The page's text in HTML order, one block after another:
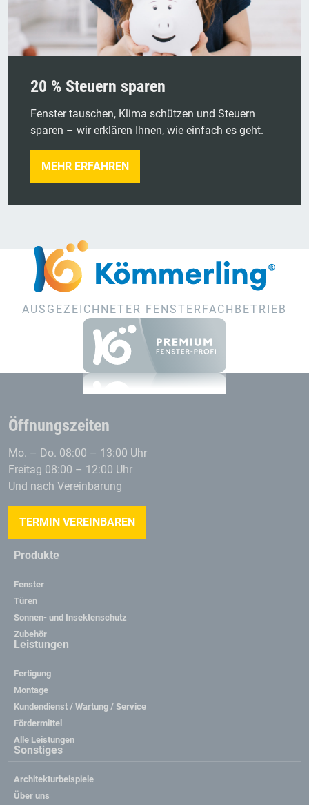
20 % Steuern sparen
Fenster tauschen, Klima schützen und Steuern
sparen – wir erklären Ihnen, wie einfach es geht.
MEHR ERFAHREN
AUSGEZEICHNETER FENSTERFACHBETRIEB
Öffnungszeiten
Mo. – Do. 08:00 – 13:00 Uhr
Freitag 08:00 – 12:00 Uhr
Und nach Vereinbarung
TERMIN VEREINBAREN
Produkte
Fenster
Türen
Sonnen- und Insektenschutz
Zubehör
Leistungen
Fertigung
Montage
Kundendienst / Wartung / Service
Fördermittel
Alle Leistungen
Sonstiges
Architekturbeispiele
Über uns